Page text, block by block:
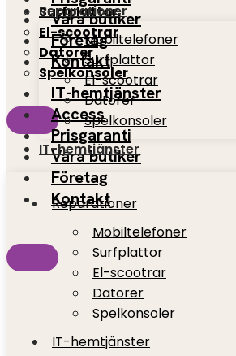
Våra butiker
Företag
Kontakt
Surfplattor
El-scootrar
Datorer
Spelkonsoler
IT-hemtjänster
Access
Prisgaranti
Våra butiker
Företag
Kontakt
Reparationer
Mobiltelefoner
Surfplattor
El-scootrar
Datorer
Spelkonsoler
IT-hemtjänster
Reparationer
Mobiltelefoner
Surfplattor
El-scootrar
Datorer
Spelkonsoler
IT-hemtjänster